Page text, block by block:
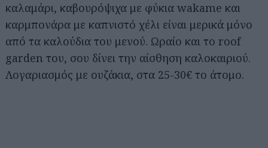
καλαμάρι, καβουρόψιχα με φύκια wakame και
καρμπονάρα με καπνιστό χέλι είναι μερικά μόνο
από τα καλούδια του μενού. Ωραίο και το roof
garden του, σου δίνει την αίσθηση καλοκαιριού.
Λογαριασμός με ουζάκια, στα 25-30€ το άτομο.